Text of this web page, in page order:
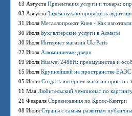
13 Августа Презентация услуги и товара:
03 Августа Зачем нужно проводить аудит
31 Июля Металлопрокат Киев - Как
30 Июля Бухгалтерские услуги в Алматы
30 Июля Интернет магазин UkrParts
22 Июля Алюминиевые двери
19 Июля Huawei 2488H: преимущества и
15 Июля Крупнейший на пространстве ЕАЭС
05 Июня Создать интернет-магазин просто с
11 Мая Любительский чемпионат по
21 Февраля Соревнования по Кросс-Кантри
08 Июня Страны с самым развитым